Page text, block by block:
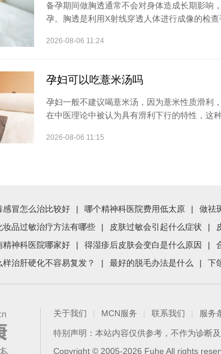
备孕期间做胸透通常不会对身体造成长期影响
孕。胸透是利用X射线穿透人体进行成像的检
2026-08-06 11:24
孕妇可以吃薏米汤吗
孕妇一般不建议喝薏米汤，因为薏米性质滑利
在中医理论中被认为具有滑利下行的特性，这
2026-08-06 11:15
感冒怎么治比较好 | 哪个精神科医院费用低太原 | 做祛
妆品过敏治疗方法有哪些
| 皮肤过敏会引起什么症状 |
精神科医院哪家好
| 得湿疹后皮肤会变白是什么原因 |
样治肝硬化不容易复发？
| 最好的脱毛办法是什么 | 下
关于我们 MCN服务 联系我们 服务
特别声明：本站内容仅供参考，不作为诊断
Copyright © 2005-2026 Fuhe All rights